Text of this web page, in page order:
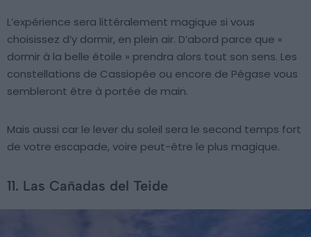
L’expérience sera littéralement magique si vous
choisissez d’y dormir, en plein air. D’abord parce que «
dormir à la belle étoile » prendra alors tout son sens. Les
constellations de Cassiopée ou encore de Pégase vous
sembleront être à portée de main.
Mais aussi car le lever du soleil sera le second temps fort
de votre escapade, voire peut-être le plus magique.
11. Las Cañadas del Teide